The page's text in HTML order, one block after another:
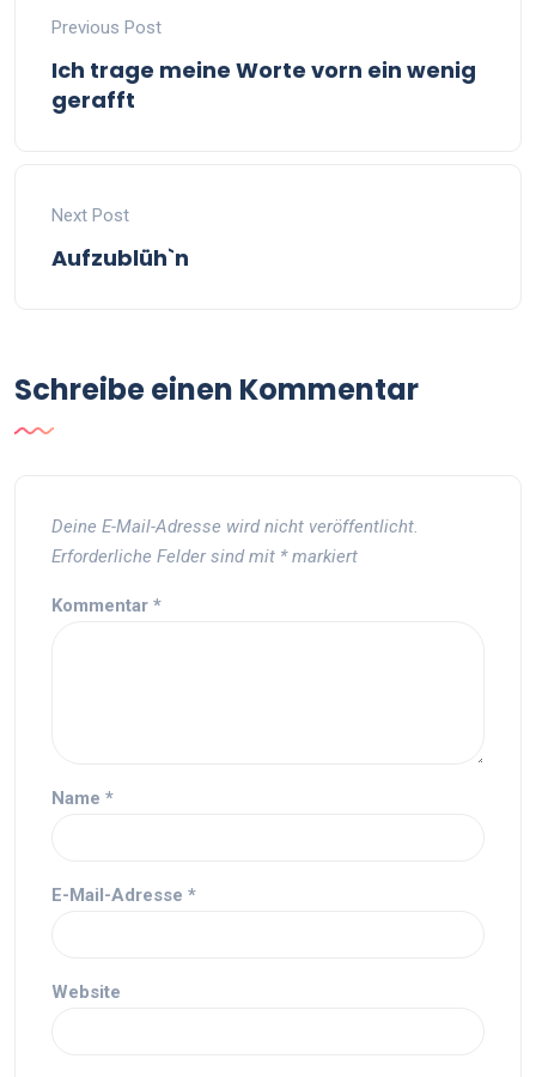
Previous Post
Ich trage meine Worte vorn ein wenig
gerafft
Next Post
Aufzublüh`n
Schreibe einen Kommentar
Deine E-Mail-Adresse wird nicht veröffentlicht.
Erforderliche Felder sind mit *markiert
Kommentar *
Name *
E-Mail-Adresse *
Website